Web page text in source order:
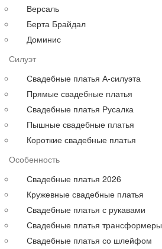
Длинные
Коктейльные
Выпускные
На свадьбу
С рукавами
Выпускные больших размеров
Короткие
до 30000 руб.
до 40000 руб.
до 60000 руб.
до 80000 руб.
до 100000 руб.
Версаль
Берта Брайдал
Доминис
Силуэт
Свадебные платья А-силуэта
Прямые свадебные платья
Свадебные платья Русалка
Пышные свадебные платья
Короткие свадебные платья
Особенность
Свадебные платья 2026
Кружевные свадебные платья
Свадебные платья с рукавами
Свадебные платья трансформеры
Свадебные платья со шлейфом